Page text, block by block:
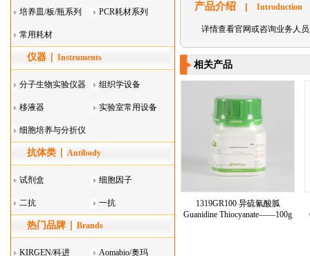
培养皿/板/瓶系列 PCR耗材系列
常用耗材
仪器 Instruments
分子生物实验仪器 组织学设备
移液器 实验室常用设备
细胞培养与分折仪
器叠
抗体类 Antibody
试剂盒 细胞因子
二抗 一抗
热门品牌 Brands
KIRGEN/科进 Aomabio/奥玛
产品介绍 Introduction
详情查看官网或咨询业务人员
相关产品
1319GR100 异硫氰酸胍
Guanidine Thiocyanate——100g